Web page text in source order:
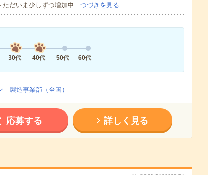
ただいま少しずつ増加中…つづきを見る
30代 40代 50代 60代
製造事業部（全国）
応募する 詳しく見る